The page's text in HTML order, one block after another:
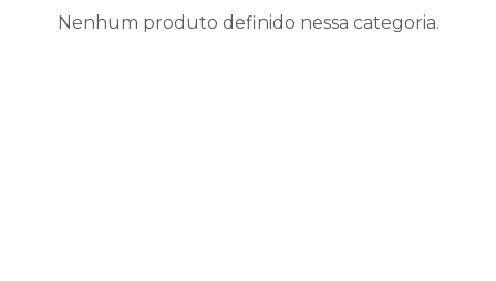
Nenhum produto definido nessa categoria.